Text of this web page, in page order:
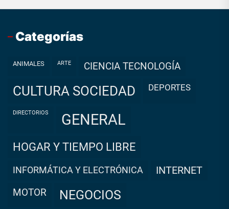
Categorías
ANIMALES ARTE CIENCIA TECNOLOGÍA
CULTURA SOCIEDAD DEPORTES
DIRECTORIOS GENERAL
HOGAR Y TIEMPO LIBRE
INFORMÁTICA Y ELECTRÓNICA INTERNET
MOTOR NEGOCIOS